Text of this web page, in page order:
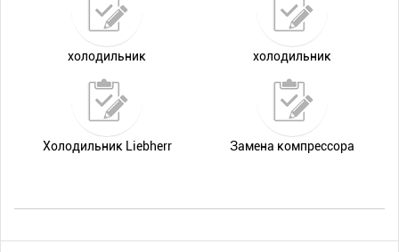
холодильник холодильник
Холодильник Liebherr Замена компрессора